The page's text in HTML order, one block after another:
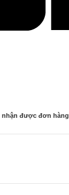
nhận được đơn hàng